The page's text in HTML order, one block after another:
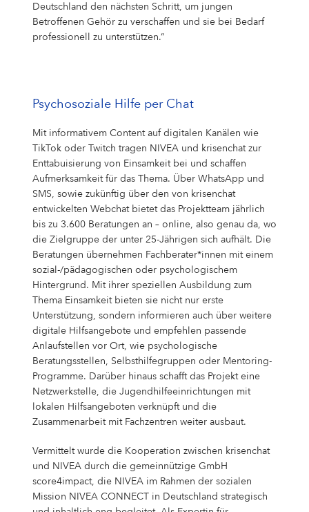
Deutschland den nächsten Schritt, um jungen
Betroffenen Gehör zu verschaffen und sie bei Bedarf
professionell zu unterstützen.“
Psychosoziale Hilfe per Chat
Mit informativem Content auf digitalen Kanälen wie
TikTok oder Twitch tragen NIVEA und krisenchat zur
Enttabuisierung von Einsamkeit bei und schaffen
Aufmerksamkeit für das Thema. Über WhatsApp und
SMS, sowie zukünftig über den von krisenchat
entwickelten Webchat bietet das Projektteam jährlich
bis zu 3.600 Beratungen an – online, also genau da, wo
die Zielgruppe der unter 25-Jährigen sich aufhält. Die
Beratungen übernehmen Fachberater*innen mit einem
sozial-/pädagogischen oder psychologischem
Hintergrund. Mit ihrer speziellen Ausbildung zum
Thema Einsamkeit bieten sie nicht nur erste
Unterstützung, sondern informieren auch über weitere
digitale Hilfsangebote und empfehlen passende
Anlaufstellen vor Ort, wie psychologische
Beratungsstellen, Selbsthilfegruppen oder Mentoring-
Programme. Darüber hinaus schafft das Projekt eine
Netzwerkstelle, die Jugendhilfeeinrichtungen mit
lokalen Hilfsangeboten verknüpft und die
Zusammenarbeit mit Fachzentren weiter ausbaut.
Vermittelt wurde die Kooperation zwischen krisenchat
und NIVEA durch die gemeinnützige GmbH
score4impact, die NIVEA im Rahmen der sozialen
Mission NIVEA CONNECT in Deutschland strategisch